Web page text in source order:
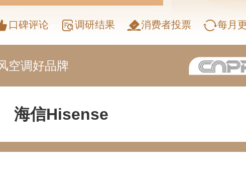
口碑评论 调研结果 消费者投票 每月
空调好品牌
海信Hisense